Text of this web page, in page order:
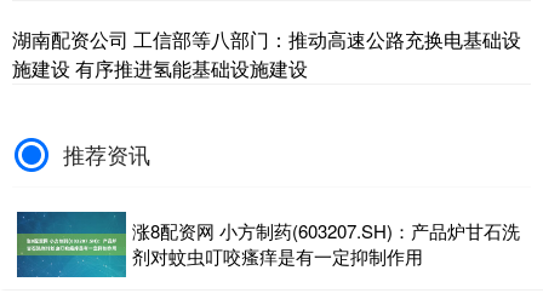
湖南配资公司 工信部等八部门：推动高速公路充换电基础设
施建设 有序推进氢能基础设施建设
推荐资讯
涨8配资网 小方制药(603207.SH)：产品炉甘石洗
剂对蚊虫叮咬瘙痒是有一定抑制作用